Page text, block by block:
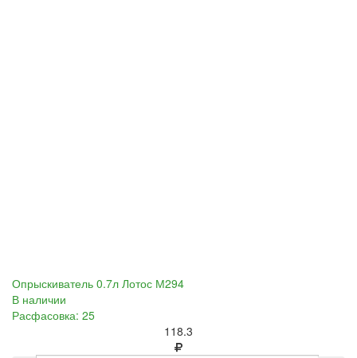
Опрыскиватель 0.7л Лотос М294
В наличии
Расфасовка: 25
118.3